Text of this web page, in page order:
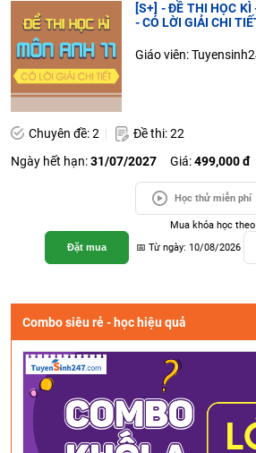
[S+] - ĐỀ THI HỌC
- CÓ LỜI GIẢI CHI
Giáo viên:
Chuyên đề: 2
Đề thi: 22
Ngày hết hạn:31/07/2027 Giá:499,000 đ
Học thử miễn phí
Đặt mua
Mua khóa học
📅 Từ ngày: 10/08/2026
Combo siêu rẻ - học hiệu quả